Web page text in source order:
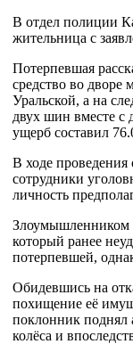
В отдел полиции
жительница с
Потерпевшая
средство во дворе
Уральской, а на
двух шин вместе с
ущерб составил
В ходе
сотрудники
личность
Злоумышленником
который ранее
потерпевшей,
Обидевшись на
похищение её
поклонник поднял
колёса и